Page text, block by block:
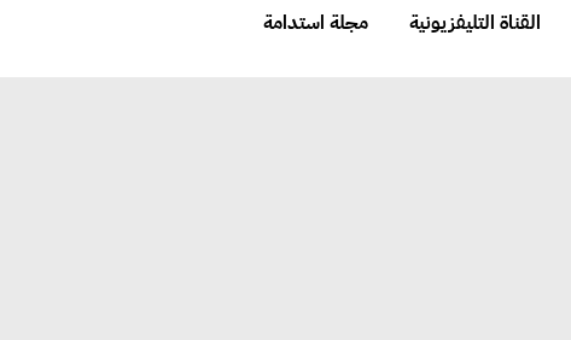
القناة التليفزيونية مجلة استدامة